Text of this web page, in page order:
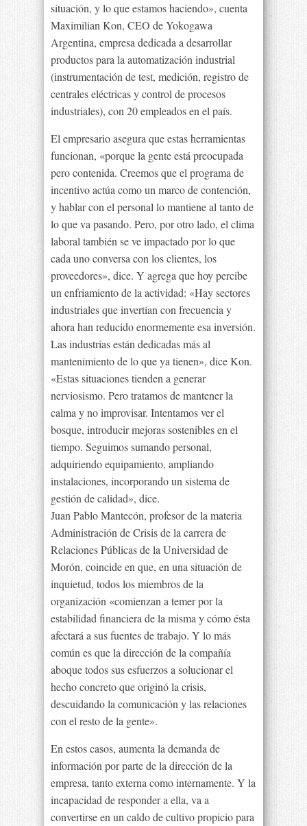
situación, y lo que estamos haciendo», cuenta
Maximilian Kon, CEO de Yokogawa
Argentina, empresa dedicada a desarrollar
productos para la automatización industrial
(instrumentación de test, medición, registro de
centrales eléctricas y control de procesos
industriales), con 20 empleados en el país.
El empresario asegura que estas herramientas
funcionan, «porque la gente está preocupada
pero contenida. Creemos que el programa de
incentivo actúa como un marco de contención,
y hablar con el personal lo mantiene al tanto de
lo que va pasando. Pero, por otro lado, el clima
laboral también se ve impactado por lo que
cada uno conversa con los clientes, los
proveedores», dice. Y agrega que hoy percibe
un enfriamiento de la actividad: «Hay sectores
industriales que invertían con frecuencia y
ahora han reducido enormemente esa inversión.
Las industrias están dedicadas más al
mantenimiento de lo que ya tienen», dice Kon.
«Estas situaciones tienden a generar
nerviosismo. Pero tratamos de mantener la
calma y no improvisar. Intentamos ver el
bosque, introducir mejoras sostenibles en el
tiempo. Seguimos sumando personal,
adquiriendo equipamiento, ampliando
instalaciones, incorporando un sistema de
gestión de calidad», dice.
Juan Pablo Mantecón, profesor de la materia
Administración de Crisis de la carrera de
Relaciones Públicas de la Universidad de
Morón, coincide en que, en una situación de
inquietud, todos los miembros de la
organización «comienzan a temer por la
estabilidad financiera de la misma y cómo ésta
afectará a sus fuentes de trabajo. Y lo más
común es que la dirección de la compañía
aboque todos sus esfuerzos a solucionar el
hecho concreto que originó la crisis,
descuidando la comunicación y las relaciones
con el resto de la gente».
En estos casos, aumenta la demanda de
información por parte de la dirección de la
empresa, tanto externa como internamente. Y la
incapacidad de responder a ella, va a
convertirse en un caldo de cultivo propicio para